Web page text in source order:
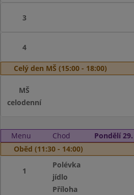
3
4
Celý den MŠ (15:00 - 18:00)
MŠ
celodenní
Menu Chod
Pondělí 29.
Oběd (11:30 - 14:00)
1
Polévka
jídlo
Příloha